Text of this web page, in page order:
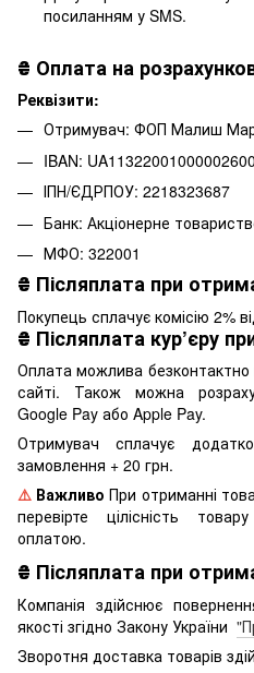
посиланням у SMS.
₴ Оплата на
Реквізити:
Отримувач: ФОП Малиш
IBAN:
ІПН/ЄДРПОУ: 2218323687
Банк: Акціонерне
МФО: 322001
₴ Післяплата при
Покупець сплачує комісію 2%
₴ Післяплата кур’єру
Оплата можлива
сайті. Також можна
Google Pay або Apple Pay.
Отримувач сплачує
замовлення + 20 грн.
⚠️ Важливо При отриманні
перевірте цілісність
оплатою.
₴ Післяплата при
Компанія здійснює
якості згідно Закону України
Зворотня доставка товарів